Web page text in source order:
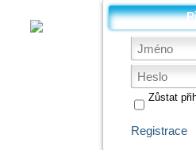
Zůstat
Registrace